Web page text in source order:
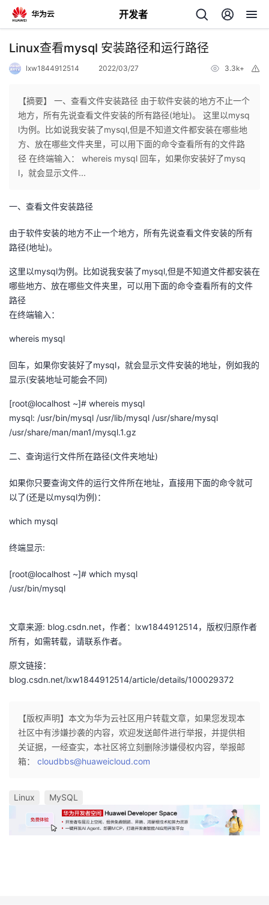
开发者
返
个
人
页
我
开
者
我
博
客
的
论
坛
我
的
圈
子
我
的
直
播
我
的
活
动
我
的
关
注
我
的
开
学
堂
的
课
我
的
我
我
的
Programs
我
的
持
我
技
术
的
云
Linux查看mysql 安装路径和运行路径
lxw1844912514 2022/03/27 3.3k+
【摘要】 一、查看文件安装路径 由于软件安装的地方不止一个
地方，所有先说查看文件安装的所有路径(地址)。 这里以mysq
l为例。比如说我安装了mysql,但是不知道文件都安装在哪些地
方、放在哪些文件夹里，可以用下面的命令查看所有的文件路
径 在终端输入： whereis mysql 回车，如果你安装好了mysq
l，就会显示文件...
一、查看文件安装路径
由于软件安装的地方不止一个地方，所有先说查看文件安装的所有
路径(地址)。
这里以mysql为例。比如说我安装了mysql,但是不知道文件都安装在
哪些地方、放在哪些文件夹里，可以用下面的命令查看所有的文件
路径
在终端输入：
whereis mysql
回车，如果你安装好了mysql，就会显示文件安装的地址，例如我的
显示(安装地址可能会不同)
[root@localhost ~]# whereis mysql
mysql: /usr/bin/mysql /usr/lib/mysql /usr/share/mysql
/usr/share/man/man1/mysql.1.gz
二、查询运行文件所在路径(文件夹地址)
如果你只要查询文件的运行文件所在地址，直接用下面的命令就可
以了(还是以mysql为例)：
which mysql
终端显示:
[root@localhost ~]# which mysql
/usr/bin/mysql
文章来源: blog.csdn.net，作者：lxw1844912514，版权归原作者
所有，如需转载，请联系作者。
原文链接：
blog.csdn.net/lxw1844912514/article/details/100029372
【版权声明】本文为华为云社区用户转载文章，如果您发现本
社区中有涉嫌抄袭的内容，欢迎发送邮件进行举报，并提供相
关证据，一经查实，本社区将立刻删除涉嫌侵权内容，举报邮
箱： cloudbbs@huaweicloud.com
Linux MySQL